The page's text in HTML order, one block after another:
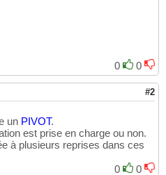
0
0
#2
un PIVOT.
est prise en charge ou non.
à plusieurs reprises dans ces
0
0